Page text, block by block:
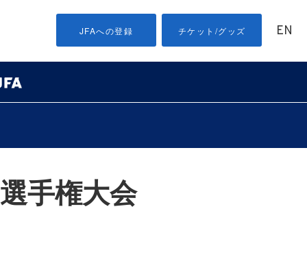
JFAへの登録 チケット/グッズ EN
手権大会